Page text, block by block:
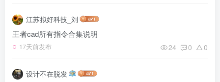
江苏拟好科技_刘
王者cad所有指令合集说明
17天前发布 24 0 0
设计不在脱发